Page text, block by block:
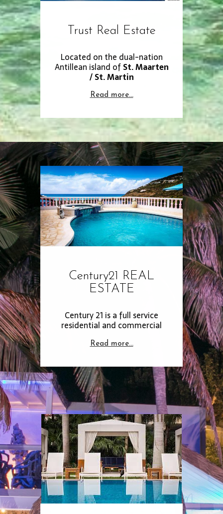
Trust Real Estate
Located on the dual-nation
Antillean island ofSt. Maarten
/ St. Martin
Read more…
Century21 REAL
ESTATE
Century 21 is a full service
residential and commercial
Read more…